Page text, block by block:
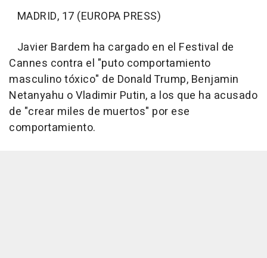
MADRID, 17 (EUROPA PRESS)
Javier Bardem ha cargado en el Festival de
Cannes contra el "puto comportamiento
masculino tóxico" de Donald Trump, Benjamin
Netanyahu o Vladimir Putin, a los que ha acusado
de "crear miles de muertos" por ese
comportamiento.